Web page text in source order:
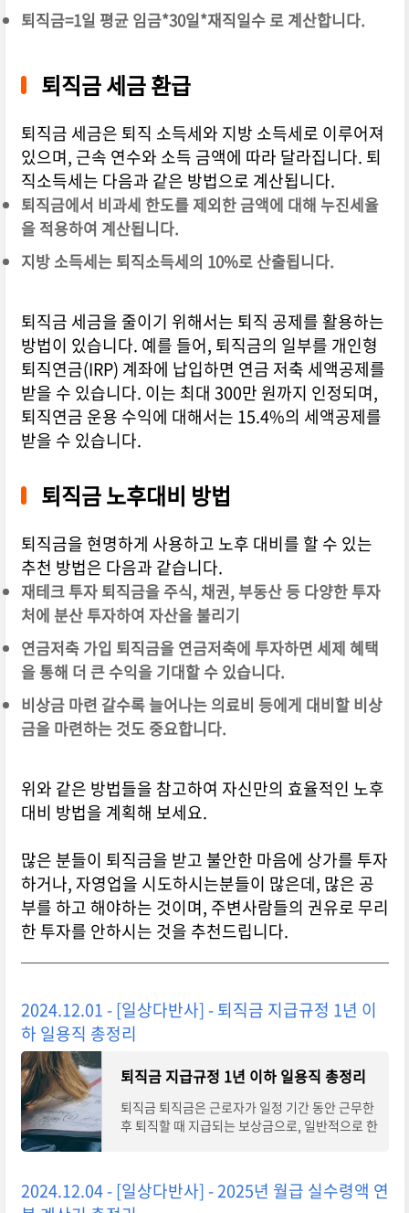
퇴직금=1일 평균 임금*30일*재직일수 로 계산합니다.
퇴직금 세금 환급
퇴직금 세금은 퇴직 소득세와 지방 소득세로 이루어져
있으며, 근속 연수와 소득 금액에 따라 달라집니다. 퇴
직소득세는 다음과 같은 방법으로 계산됩니다.
퇴직금에서 비과세 한도를 제외한 금액에 대해 누진세율
을 적용하여 계산됩니다.
지방 소득세는 퇴직소득세의 10%로 산출됩니다.
퇴직금 세금을 줄이기 위해서는 퇴직 공제를 활용하는
방법이 있습니다. 예를 들어, 퇴직금의 일부를 개인형
퇴직연금(IRP) 계좌에 납입하면 연금 저축 세액공제를
받을 수 있습니다. 이는 최대 300만 원까지 인정되며,
퇴직연금 운용 수익에 대해서는 15.4%의 세액공제를
받을 수 있습니다.
퇴직금 노후대비 방법
퇴직금을 현명하게 사용하고 노후 대비를 할 수 있는
추천 방법은 다음과 같습니다.
재테크 투자 퇴직금을 주식, 채권, 부동산 등 다양한 투자
처에 분산 투자하여 자산을 불리기
연금저축 가입 퇴직금을 연금저축에 투자하면 세제 혜택
을 통해 더 큰 수익을 기대할 수 있습니다.
비상금 마련 갈수록 늘어나는 의료비 등에게 대비할 비상
금을 마련하는 것도 중요합니다.
위와 같은 방법들을 참고하여 자신만의 효율적인 노후
대비 방법을 계획해 보세요.
많은 분들이 퇴직금을 받고 불안한 마음에 상가를 투자
하거나, 자영업을 시도하시는분들이 많은데, 많은 공
부를 하고 해야하는 것이며, 주변사람들의 권유로 무리
한 투자를 안하시는 것을 추천드립니다.
2024.12.01 - [일상다반사] - 퇴직금 지급규정 1년 이
하 일용직 총정리
퇴직금 지급규정 1년 이하 일용직 총정리
퇴직금 퇴직금은 근로자가 일정 기간 동안 근무한
후 퇴직할 때 지급되는 보상금으로, 일반적으로 한
2024.12.04 - [일상다반사] - 2025년 월급 실수령액 연